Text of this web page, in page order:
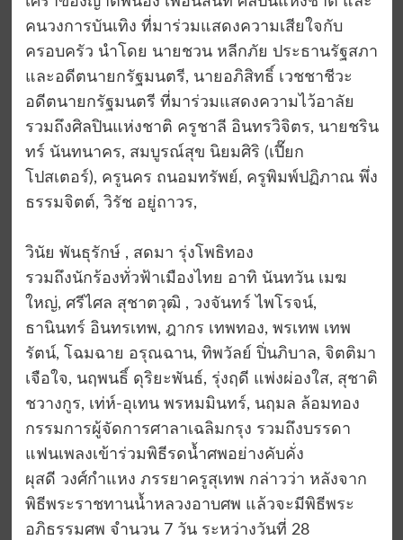
คนวงการบันเทิง ที่มาร่วมแสดงความเสียใจกับ
ครอบครัว นำโดย นายชวน หลีกภัย ประธานรัฐสภา
และอดีตนายกรัฐมนตรี, นายอภิสิทธิ์ เวชชาชีวะ
อดีตนายกรัฐมนตรี ที่มาร่วมแสดงความไว้อาลัย
รวมถึงศิลปินแห่งชาติ ครูชาลี อินทรวิจิตร, นายชริน
ทร์ นันทนาคร, สมบูรณ์สุข นิยมศิริ (เปี๊ยก
โปสเตอร์), ครูนคร ถนอมทรัพย์, ครูพิมพ์ปฏิภาณ พึ่ง
ธรรมจิตต์, วิรัช อยู่ถาวร,
วินัย พันธุรักษ์ , สดมา รุ่งโพธิทอง
รวมถึงนักร้องทั่วฟ้าเมืองไทย อาทิ นันทวัน เมฆ
ใหญ่, ศรีไศล สุชาตวุฒิ , วงจันทร์ ไพโรจน์,
ธานินทร์ อินทรเทพ, ฎากร เทพทอง, พรเทพ เทพ
รัตน์, โฉมฉาย อรุณฉาน, ทิพวัลย์ ปิ่นภิบาล, จิตติมา
เจือใจ, นฤพนธิ์ ดุริยะพันธ์, รุ่งฤดี แพ่งผ่องใส, สุชาติ
ชวางกูร, เท่ห์-อุเทน พรหมมินทร์, นฤมล ล้อมทอง
กรรมการผู้จัดการศาลาเฉลิมกรุง รวมถึงบรรดา
แฟนเพลงเข้าร่วมพิธีรดน้ำศพอย่างคับคั่ง
ผุสดี วงศ์กำแหง ภรรยาครูสุเทพ กล่าวว่า หลังจาก
พิธีพระราชทานน้ำหลวงอาบศพ แล้วจะมีพิธีพระ
อภิธรรมศพ จำนวน 7 วัน ระหว่างวันที่ 28